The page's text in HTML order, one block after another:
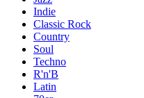
Indie
Classic Rock
Country
Soul
Techno
R'n'B
Latin